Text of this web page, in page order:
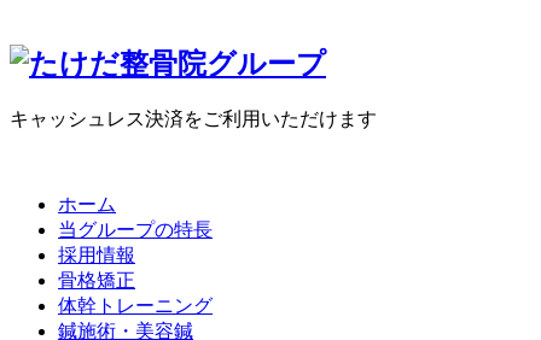
キャッシュレス決済をご利用いただけます
ホーム
当グループの特長
採用情報
骨格矯正
体幹トレーニング
鍼施術・美容鍼